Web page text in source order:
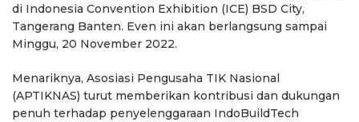
di Indonesia Convention Exhibition (ICE) BSD City,
Tangerang Banten. Even ini akan berlangsung sampai
Minggu, 20 November 2022.
Menariknya, Asosiasi Pengusaha TIK Nasional
(APTIKNAS) turut memberikan kontribusi dan dukungan
penuh terhadap penyelenggaraan IndoBuildTech